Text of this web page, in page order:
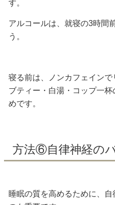
す。
アルコールは、 就寝の3時間
う。
寝る前は、ノンカフェイン
ブティー・白湯・コップ一
めです。
方法⑥自律神経の
睡眠の質を高めるために、